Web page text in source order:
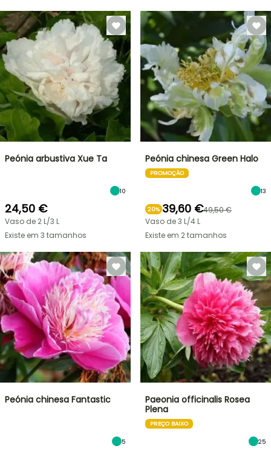
Peónia arbustiva Xue Ta
10
24,50 €
Vaso de 2 L/3 L
Existe em 3 tamanhos
Peónia chinesa Green Halo
PROMOÇÃO
13
20% 39,60 €49,50 €
Vaso de 3 L/4 L
Existe em 2 tamanhos
Peónia chinesa Fantastic
5
Paeonia officinalis Rosea
Plena
PREÇO BAIXO
25